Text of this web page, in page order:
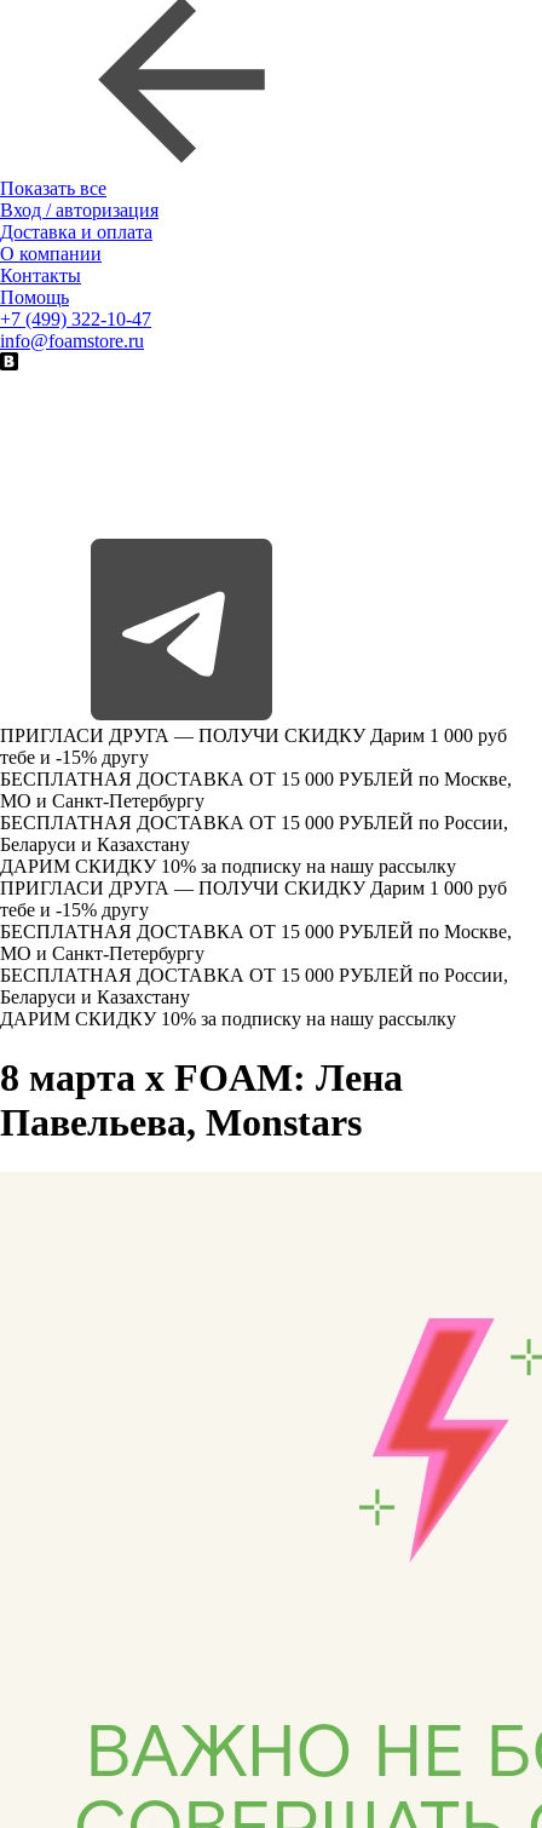
Показать все
Вход / авторизация
Доставка и оплата
О компании
Контакты
Помощь
+7 (499) 322-10-47
info@foamstore.ru
ПРИГЛАСИ ДРУГА — ПОЛУЧИ СКИДКУ Дарим 1 000 руб
тебе и -15% другу
БЕСПЛАТНАЯ ДОСТАВКА ОТ 15 000 РУБЛЕЙ по Москве,
МО и Санкт-Петербургу
БЕСПЛАТНАЯ ДОСТАВКА ОТ 15 000 РУБЛЕЙ по России,
Беларуси и Казахстану
ДАРИМ СКИДКУ 10% за подписку на нашу рассылку
ПРИГЛАСИ ДРУГА — ПОЛУЧИ СКИДКУ Дарим 1 000 руб
тебе и -15% другу
БЕСПЛАТНАЯ ДОСТАВКА ОТ 15 000 РУБЛЕЙ по Москве,
МО и Санкт-Петербургу
БЕСПЛАТНАЯ ДОСТАВКА ОТ 15 000 РУБЛЕЙ по России,
Беларуси и Казахстану
ДАРИМ СКИДКУ 10% за подписку на нашу рассылку
8 марта х FOAM: Лена
Павельева, Monstars